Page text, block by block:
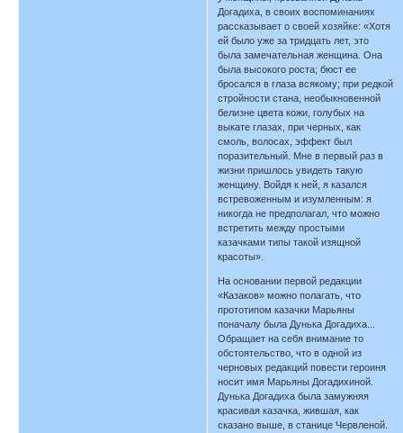
Догадиха, в своих воспоминаниях
рассказывает о своей хозяйке: «Хотя
ей было уже за тридцать лет, это
была замечательная женщина. Она
была высокого роста; бюст ее
бросался в глаза всякому; при редкой
стройности стана, необыкновенной
белизне цвета кожи, голубых на
выкате глазах, при черных, как
смоль, волосах, эффект был
поразительный. Мне в первый раз в
жизни пришлось увидеть такую
женщину. Войдя к ней, я казался
встревоженным и изумленным: я
никогда не предполагал, что можно
встретить между простыми
казачками типы такой изящной
красоты».
На основании первой редакции
«Казаков» можно полагать, что
прототипом казачки Марьяны
поначалу была Дунька Догадиха...
Обращает на себя внимание то
обстоятельство, что в одной из
черновых редакций повести героиня
носит имя Марьяны Догадихиной.
Дунька Догадиха была замужняя
красивая казачка, жившая, как
сказано выше, в станице Червленой.